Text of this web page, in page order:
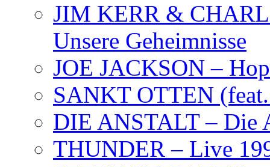
JIM KERR &
Unsere Geheimnisse
JOE JACKSON –
SANKT OTTEN
DIE ANSTALT – Die
THUNDER – Live